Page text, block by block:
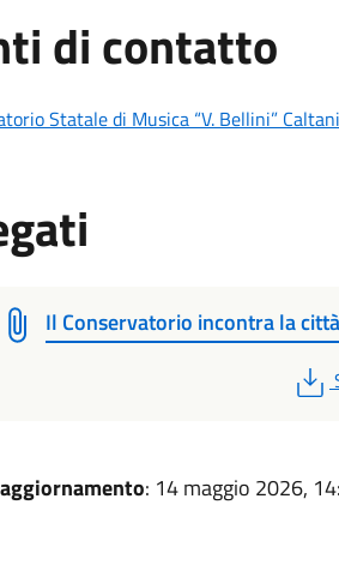
di contatto
Statale di Musica “V. Bellini”
Il Conservatorio incontra la
: 14 maggio 2026,